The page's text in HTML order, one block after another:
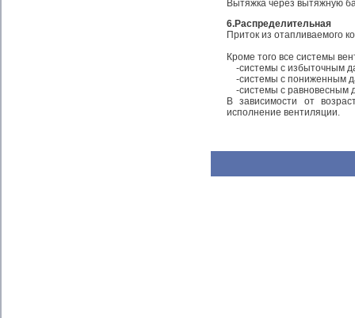
Вытяжка через вытяжную
6.Распределительная
Приток из отапливаемого
Кроме того все системы
-системы с избыточным
-системы с пониженным
-системы с равновесным
В зависимости от
исполнение вентиляции.